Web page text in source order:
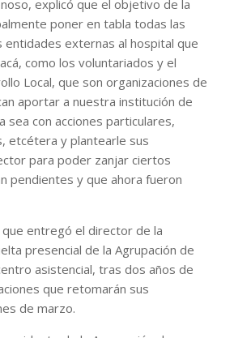
explicó que el objetivo de la
poner en tabla todas las
entidades externas al hospital que
como los voluntariados y el
Local, que son organizaciones de
aportar a nuestra institución de
sea con acciones particulares,
etcétera y plantearle sus
para poder zanjar ciertos
pendientes y que ahora fueron
que entregó el director de la
presencial de la Agrupación de
asistencial, tras dos años de
que retomarán sus
de marzo.